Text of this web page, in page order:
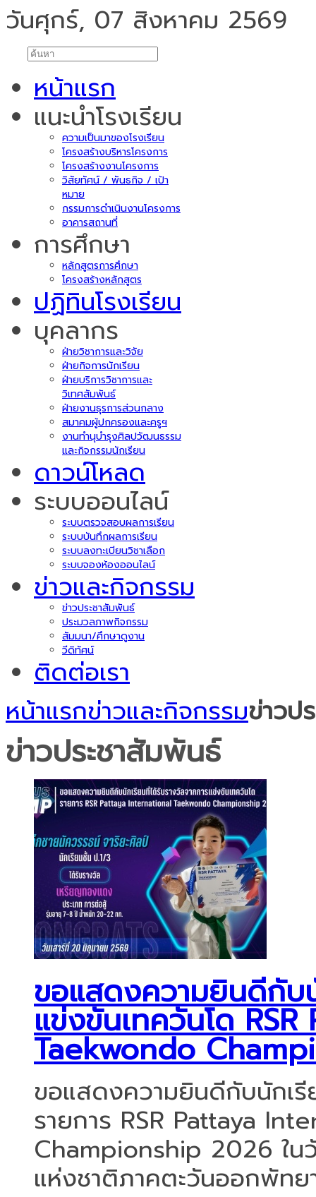
วันศุกร์, 07 สิงหาคม 2569
หน้าแรก
แนะนำโรงเรียน
ความเป็นมาของโรงเรียน
โครงสร้างบริหารโครงการ
โครงสร้างงานโครงการ
วิสัยทัศน์ / พันธกิจ / เป้า
หมาย
กรรมการดำเนินงานโครงการ
อาคารสถานที่
การศึกษา
หลักสูตรการศึกษา
โครงสร้างหลักสูตร
ปฏิทินโรงเรียน
บุคลากร
ฝ่ายวิชาการและวิจัย
ฝ่ายกิจการนักเรียน
ฝ่ายบริการวิชาการและ
วิเทศสัมพันธ์
ฝ่ายงานธุรการส่วนกลาง
สมาคมผู้ปกครองและครูฯ
งานทำนุบำรุงศิลปวัฒนธรรม
และกิจกรรมนักเรียน
ดาวน์โหลด
ระบบออนไลน์
ระบบตรวจสอบผลการเรียน
ระบบบันทึกผลการเรียน
ระบบลงทะเบียนวิชาเลือก
ระบบจองห้องออนไลน์
ข่าวและกิจกรรม
ข่าวประชาสัมพันธ์
ประมวลภาพกิจกรรม
สัมมนา/ศึกษาดูงาน
วีดิทัศน์
ติดต่อเรา
หน้าแรกข่าวและกิจกรรมข่าวป
ข่าวประชาสัมพันธ์
ขอแสดงความยินดีกับ
แข่งขันเทควันโด
Taekwondo
ขอแสดงความยินดีกับนักเรี
รายการ RSR Pattaya
Championship 2026 ใ
แห่งชาติภาคตะวันออกพัท